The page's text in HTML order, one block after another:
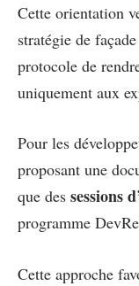
Cette orientation
stratégie de
protocole de
uniquement aux
Pour les
proposant une
que des sessions
programme
Cette approche